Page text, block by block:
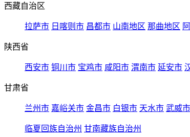
西藏自治区
拉萨市 日喀则市 昌都市 山南地区 那曲地区
陕西省
西安市 铜川市 宝鸡市 咸阳市 渭南市 延安市
甘肃省
兰州市 嘉峪关市 金昌市 白银市 天水市 武威市
临夏回族自治州 甘南藏族自治州